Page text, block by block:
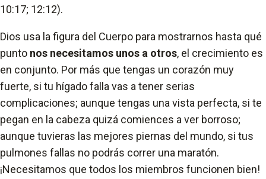
10:17; 12:12).
Dios usa la figura del Cuerpo para mostrarnos hasta qué
punto nos necesitamos unos a otros, el crecimiento es
en conjunto. Por más que tengas un corazón muy
fuerte, si tu hígado falla vas a tener serias
complicaciones; aunque tengas una vista perfecta, si te
pegan en la cabeza quizá comiences a ver borroso;
aunque tuvieras las mejores piernas del mundo, si tus
pulmones fallas no podrás correr una maratón.
¡Necesitamos que todos los miembros funcionen bien!